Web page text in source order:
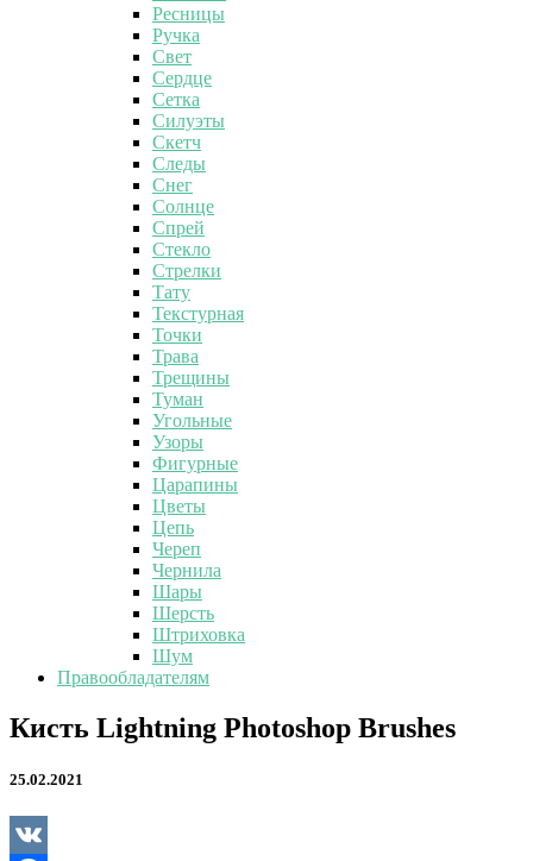
Ресницы
Ручка
Свет
Сердце
Сетка
Силуэты
Скетч
Следы
Снег
Солнце
Спрей
Стекло
Стрелки
Тату
Текстурная
Точки
Трава
Трещины
Туман
Угольные
Узоры
Фигурные
Царапины
Цветы
Цепь
Череп
Чернила
Шары
Шерсть
Штриховка
Шум
Правообладателям
Кисть
Lightning
Brushes
Кисть Lightning Photoshop Brushes
25.02.2021